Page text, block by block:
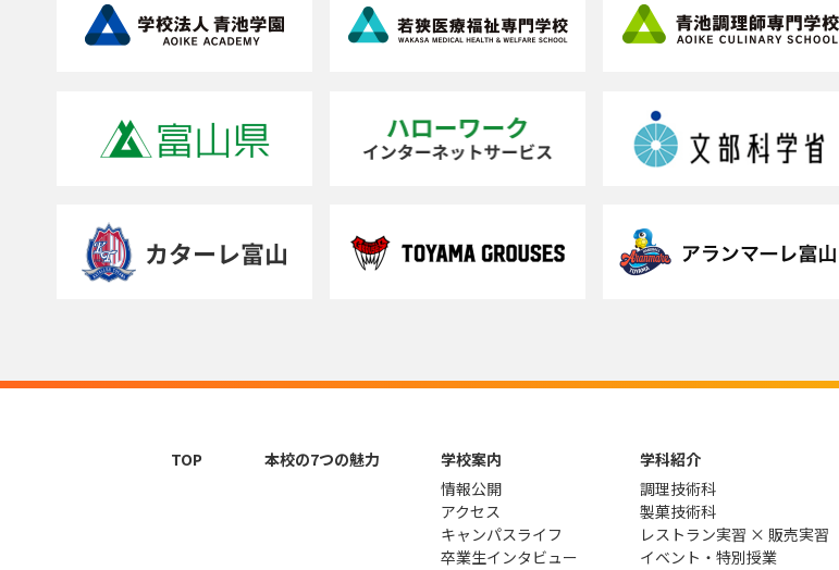
TOP 本校の7つの魅力
学校案内
情報公開
アクセス
キャンパスライフ
卒業生インタビュー
学科紹介
調理技術科
製菓技術科
レストラン実習 × 販売実習
イベント・特別授業